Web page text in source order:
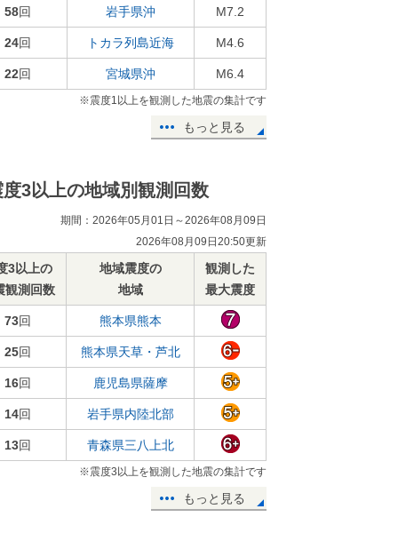
58回 岩手県沖 M7.2
24回 トカラ列島近海 M4.6
22回 宮城県沖 M6.4
※震度1以上を観測した地震の集計です
もっと見る
度3以上の地域別観測回数
期間：2026年05月01日～2026年08月09日
2026年08月09日20:50更新
3以上の
観測回数
地域震度の
地域
観測した
最大震度
73回 熊本県熊本
25回 熊本県天草・芦北
16回 鹿児島県薩摩
14回 岩手県内陸北部
13回 青森県三八上北
※震度3以上を観測した地震の集計です
もっと見る